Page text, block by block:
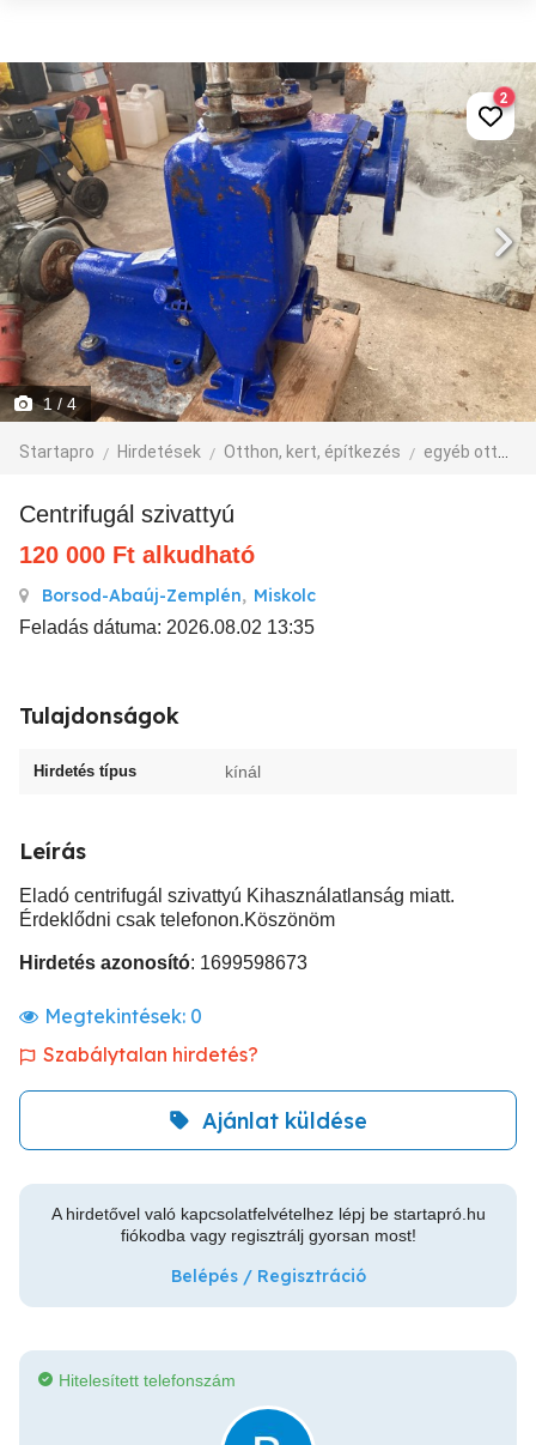
1 / 4
Startapro Hirdetések Otthon, kert, építkezés egyéb otthon, kert, építkezés
2
Centrifugál szivattyú
120 000 Ft alkudható
Borsod-Abaúj-Zemplén, Miskolc
Feladás dátuma: 2026.08.02 13:35
Tulajdonságok
Hirdetés típus kínál
Leírás
Eladó centrifugál szivattyú Kihasználatlanság miatt.
Érdeklődni csak telefonon.Köszönöm
Hirdetés azonosító: 1699598673
Megtekintések: 0
Szabálytalan hirdetés?
Ajánlat küldése
A hirdetővel való kapcsolatfelvételhez lépj be startapró.hu
fiókodba vagy regisztrálj gyorsan most!
Belépés / Regisztráció
Hitelesített telefonszám